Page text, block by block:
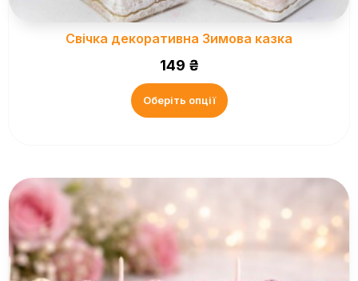
Свічка декоративна Зимова казка
149 ₴
Оберіть опції